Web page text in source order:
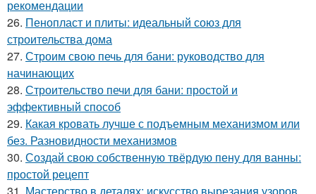
рекомендации
26. Пенопласт и плиты: идеальный союз для
строительства дома
27. Строим свою печь для бани: руководство для
начинающих
28. Строительство печи для бани: простой и
эффективный способ
29. Какая кровать лучше с подъемным механизмом или
без. Разновидности механизмов
30. Создай свою собственную твёрдую пену для ванны:
простой рецепт